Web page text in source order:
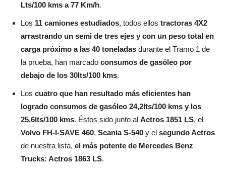
Lts/100 kms a 77 Km/h.
Los 11 camiones estudiados, todos ellos tractoras 4X2
arrastrando un semi de tres ejes y con un peso total en
carga próximo a las 40 toneladas durante el Tramo 1 de
la prueba, han marcado consumos de gasóleo por
debajo de los 30lts/100 kms.
Los cuatro que han resultado más eficientes han
logrado consumos de gasóleo 24,2lts/100 kms y los
25,6lts/100 kms. Éstos sido junto al Actros 1851 LS, el
Volvo FH-I-SAVE 460, Scania S-540 y el segundo Actros
de nuestra lista, el más potente de Mercedes Benz
Trucks: Actros 1863 LS.